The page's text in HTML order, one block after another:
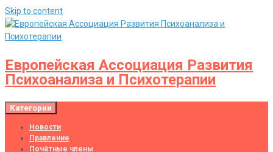
Skip to content
Европейская Ассоциация Развития
Психоанализа и Психотерапии
Категории
Новости
Правление
Почётные члены